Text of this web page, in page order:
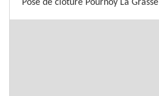
Pose de cloture Pournoy La Grasse